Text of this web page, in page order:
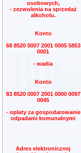
osobowych,
- zezwolenia na sprzedaż
alkoholu.
Konto
68 8520 0007 2001 0005 5853
0001
- wadia
Konto
83 8520 0007 2001 0000 0097
0045
- opłaty za gospodarowanie
odpadami komunalnymi
Adres elektronicznej